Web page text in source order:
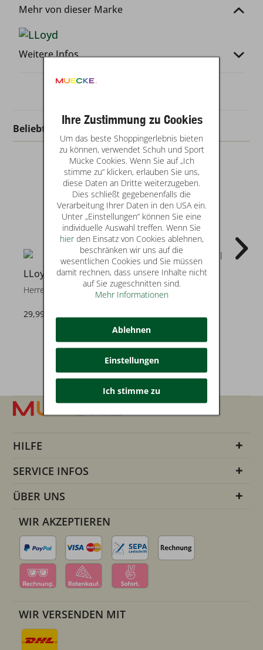
Mehr von dieser Marke
Weitere Infos
Beliebt in dieser Kategorie
LLoyd
Herrengürtel
29,99 €
20
LLoyd
Herrengürtel
HILFE
SERVICE INFOS
ÜBER UNS
WIR AKZEPTIEREN
WIR VERSENDEN MIT
Ihre Zustimmung zu Cookies
Um das beste Shoppingerlebnis bieten
zu können, verwendet Schuh und Sport
Mücke Cookies. Wenn Sie auf „Ich
stimme zu“ klicken, erlauben Sie uns,
diese Daten an Dritte weiterzugeben.
Dies schließt gegebenenfalls die
Verarbeitung Ihrer Daten in den USA ein.
Unter „Einstellungen“ können Sie eine
individuelle Auswahl treffen. Wenn Sie
hierden Einsatz von Cookies ablehnen,
beschränken wir uns auf die
wesentlichen Cookies und Sie müssen
damit rechnen, dass unsere Inhalte nicht
auf Sie zugeschnitten sind.
Mehr Informationen
Ablehnen
Einstellungen
Ich stimme zu